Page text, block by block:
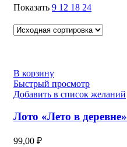
Показать 9 12 18 24
В корзину
Быстрый просмотр
Добавить в список желаний
Лото «Лето в деревне»
99,00 ₽